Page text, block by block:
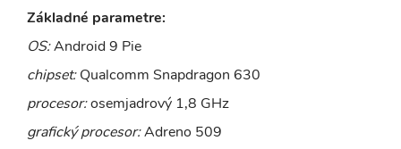
Základné parametre:
OS:Android 9 Pie
chipset:Qualcomm Snapdragon 630
procesor:osemjadrový 1,8 GHz
grafický procesor:Adreno 509